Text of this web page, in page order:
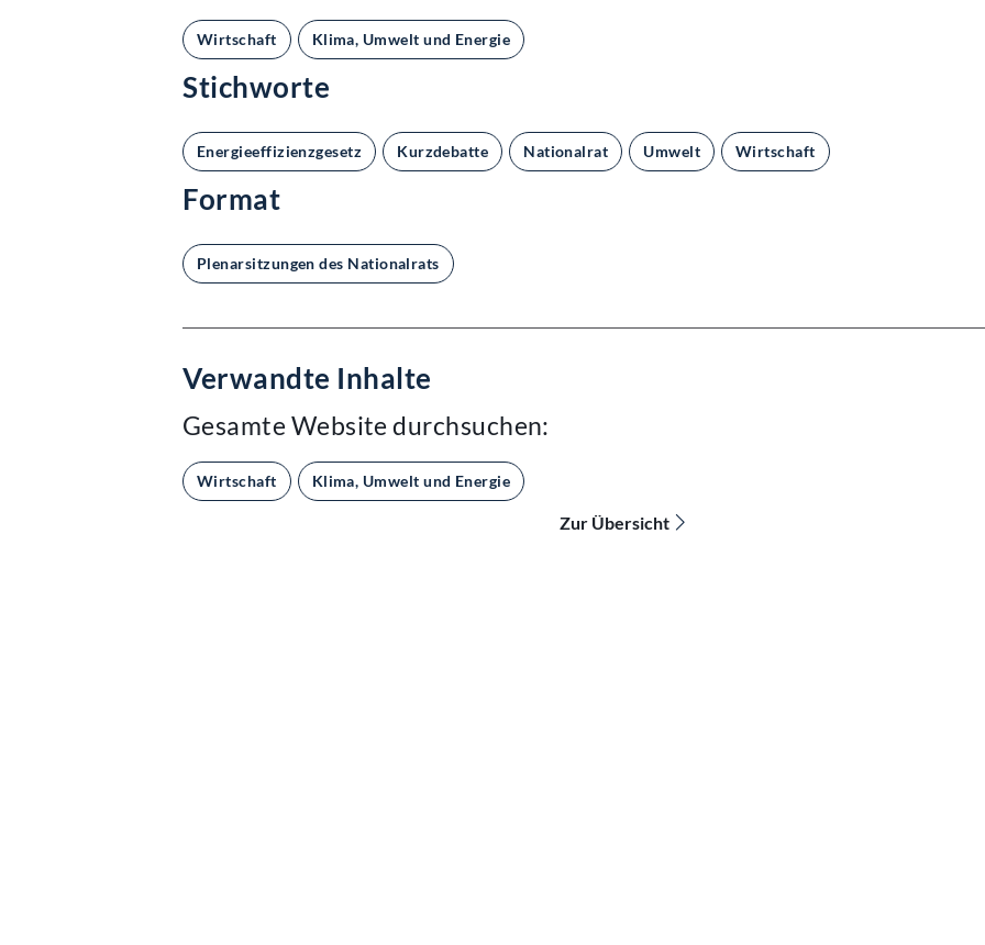
Wirtschaft Klima, Umwelt und Energie
Stichworte
Energieeffizienzgesetz Kurzdebatte Nationalrat Umwelt Wirtschaft
Format
Plenarsitzungen des Nationalrats
Verwandte Inhalte
Gesamte Website durchsuchen:
Wirtschaft Klima, Umwelt und Energie
Zur Übersicht